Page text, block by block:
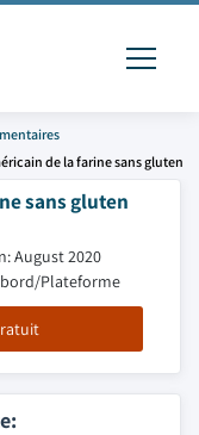
de la farine sans gluten
sans gluten
August 2020
bord/Plateforme